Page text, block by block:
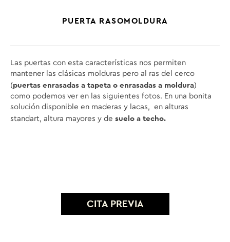
PUERTA RASOMOLDURA
Las puertas con esta características nos permiten
mantener las clásicas molduras pero al ras del cerco
(puertas enrasadas a tapeta o enrasadas a moldura)
como podemos ver en las siguientes fotos. En una bonita
solución disponible en maderas y lacas, en alturas
standart, altura mayores y de suelo a techo.
CITA PREVIA